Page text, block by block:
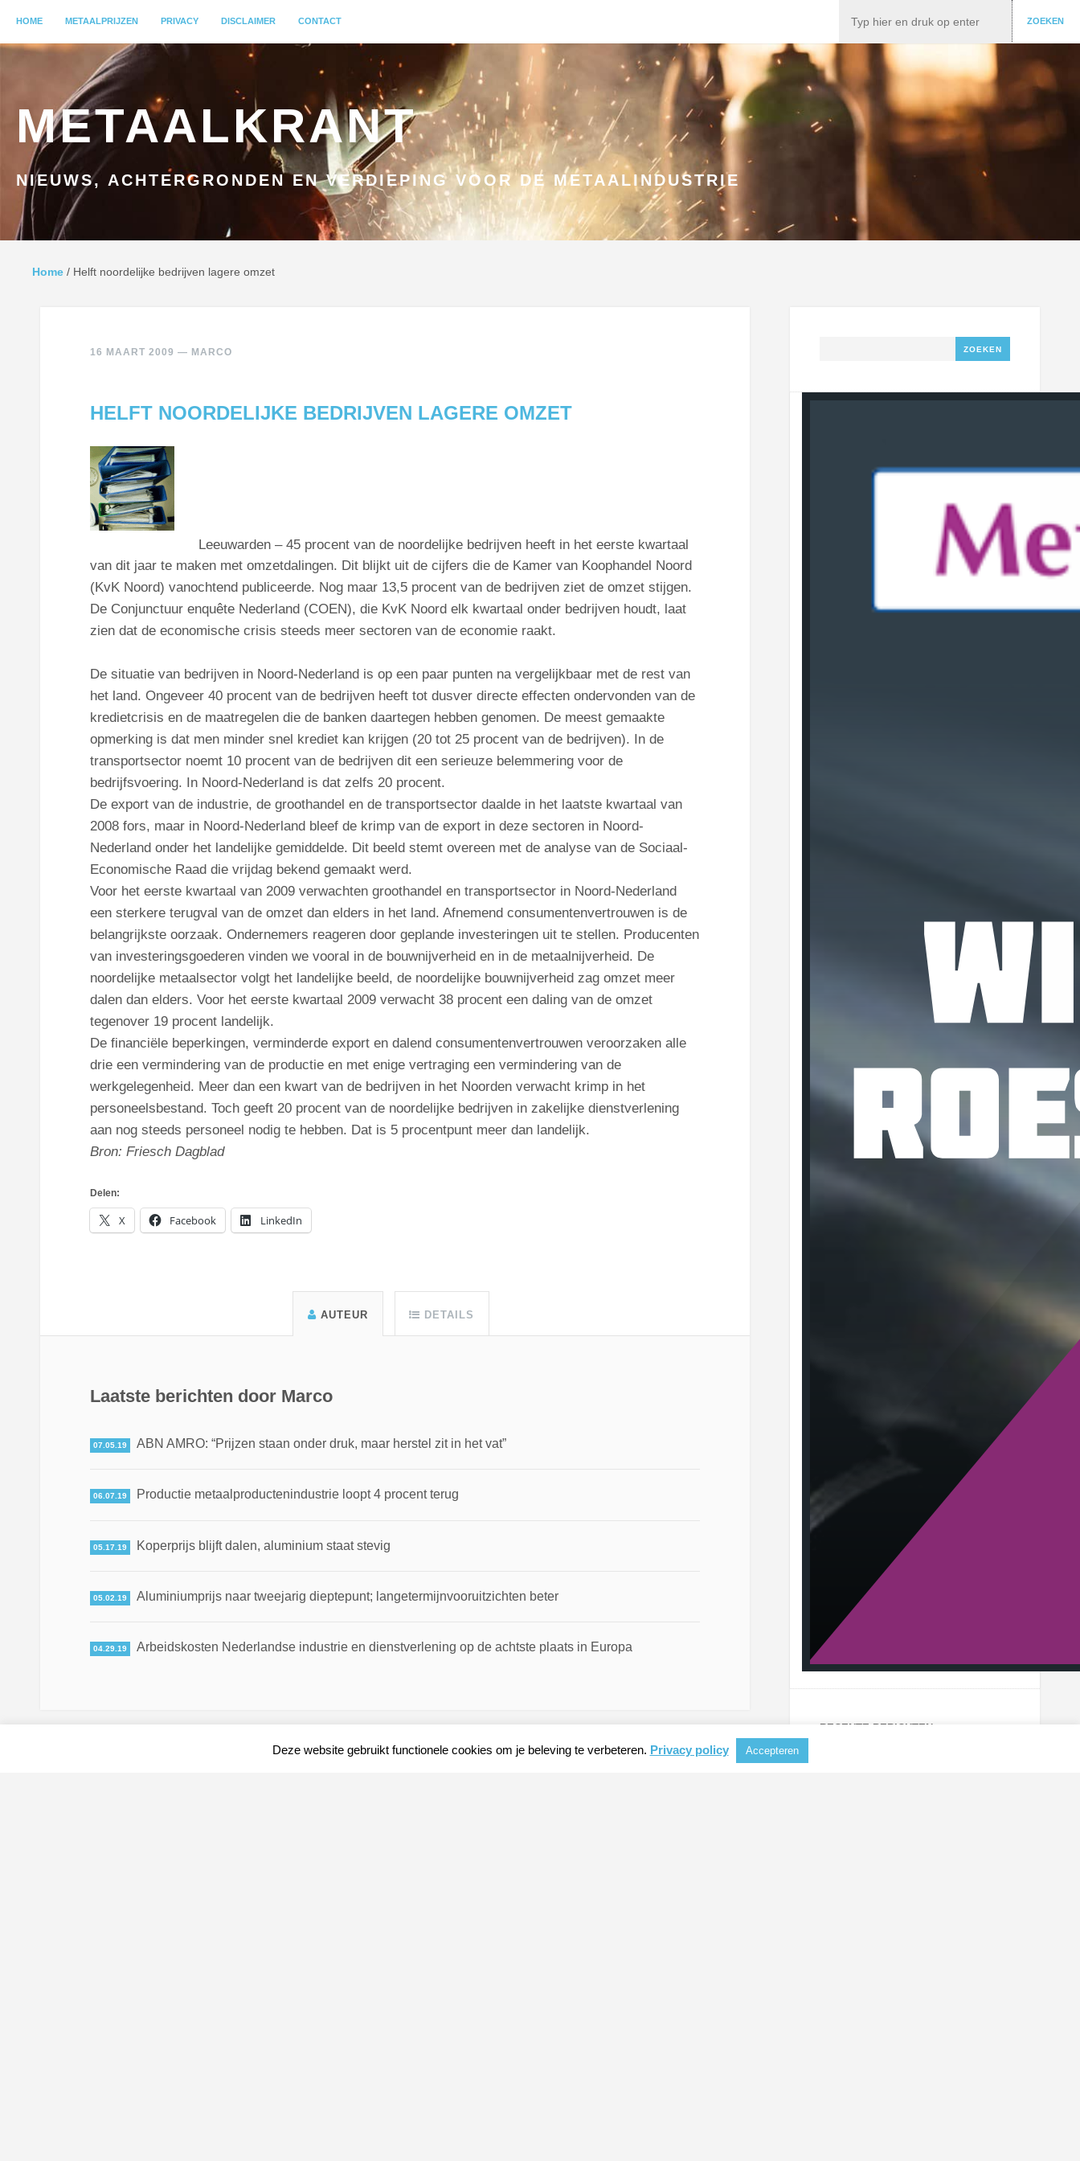
GA NAAR INHOUD
HOME METAALPRIJZEN PRIVACY DISCLAIMER CONTACT ZOEKEN
METAALKRANT
NIEUWS, ACHTERGRONDEN EN VERDIEPING VOOR DE METAALINDUSTRIE
Home / Helft noordelijke bedrijven lagere omzet
16 MAART 2009 — MARCO
HELFT NOORDELIJKE BEDRIJVEN LAGERE OMZET
Leeuwarden – 45 procent van de noordelijke bedrijven heeft in het eerste kwartaal
van dit jaar te maken met omzetdalingen. Dit blijkt uit de cijfers die de Kamer van Koophandel Noord
(KvK Noord) vanochtend publiceerde. Nog maar 13,5 procent van de bedrijven ziet de omzet stijgen.
De Conjunctuur enquête Nederland (COEN), die KvK Noord elk kwartaal onder bedrijven houdt, laat
zien dat de economische crisis steeds meer sectoren van de economie raakt.
De situatie van bedrijven in Noord-Nederland is op een paar punten na vergelijkbaar met de rest van
het land. Ongeveer 40 procent van de bedrijven heeft tot dusver directe effecten ondervonden van de
kredietcrisis en de maatregelen die de banken daartegen hebben genomen. De meest gemaakte
opmerking is dat men minder snel krediet kan krijgen (20 tot 25 procent van de bedrijven). In de
transportsector noemt 10 procent van de bedrijven dit een serieuze belemmering voor de
bedrijfsvoering. In Noord-Nederland is dat zelfs 20 procent.
De export van de industrie, de groothandel en de transportsector daalde in het laatste kwartaal van
2008 fors, maar in Noord-Nederland bleef de krimp van de export in deze sectoren in Noord-
Nederland onder het landelijke gemiddelde. Dit beeld stemt overeen met de analyse van de Sociaal-
Economische Raad die vrijdag bekend gemaakt werd.
Voor het eerste kwartaal van 2009 verwachten groothandel en transportsector in Noord-Nederland
een sterkere terugval van de omzet dan elders in het land. Afnemend consumentenvertrouwen is de
belangrijkste oorzaak. Ondernemers reageren door geplande investeringen uit te stellen. Producenten
van investeringsgoederen vinden we vooral in de bouwnijverheid en in de metaalnijverheid. De
noordelijke metaalsector volgt het landelijke beeld, de noordelijke bouwnijverheid zag omzet meer
dalen dan elders. Voor het eerste kwartaal 2009 verwacht 38 procent een daling van de omzet
tegenover 19 procent landelijk.
De financiële beperkingen, verminderde export en dalend consumentenvertrouwen veroorzaken alle
drie een vermindering van de productie en met enige vertraging een vermindering van de
werkgelegenheid. Meer dan een kwart van de bedrijven in het Noorden verwacht krimp in het
personeelsbestand. Toch geeft 20 procent van de noordelijke bedrijven in zakelijke dienstverlening
aan nog steeds personeel nodig te hebben. Dat is 5 procentpunt meer dan landelijk.
Bron: Friesch Dagblad
Delen:
X Facebook LinkedIn
AUTEUR DETAILS
Laatste berichten door Marco
07.05.19 ABN AMRO: “Prijzen staan onder druk, maar herstel zit in het vat”
06.07.19 Productie metaalproductenindustrie loopt 4 procent terug
05.17.19 Koperprijs blijft dalen, aluminium staat stevig
05.02.19 Aluminiumprijs naar tweejarig dieptepunt; langetermijnvooruitzichten beter
04.29.19 Arbeidskosten Nederlandse industrie en dienstverlening op de achtste plaats in Europa
RECENTE BERICHTEN
Deze website gebruikt functionele cookies om je beleving te verbeteren. Privacy policy Accepteren